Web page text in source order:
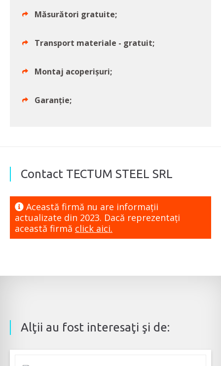
Măsurători gratuite;
Transport materiale - gratuit;
Montaj acoperișuri;
Garanție;
Contact TECTUM STEEL SRL
Această firmă nu are informaţii
actualizate din 2023. Dacă reprezentaţi
această firmă click aici.
Alţii au fost interesaţi şi de: